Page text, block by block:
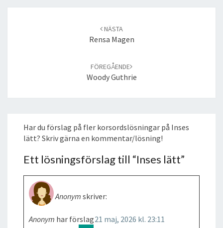
NÄSTA
Rensa Magen
FÖREGÅENDE
Woody Guthrie
Har du förslag på fler korsordslösningar på Inses
lätt? Skriv gärna en kommentar/lösning!
Ett lösningsförslag till “Inses lätt”
Anonym skriver:
21 maj, 2026 kl. 23:11
Anonym har förslag